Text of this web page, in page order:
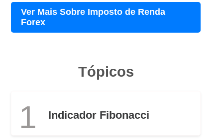
Ver Mais Sobre Imposto de Renda
Forex
Tópicos
1 Indicador Fibonacci